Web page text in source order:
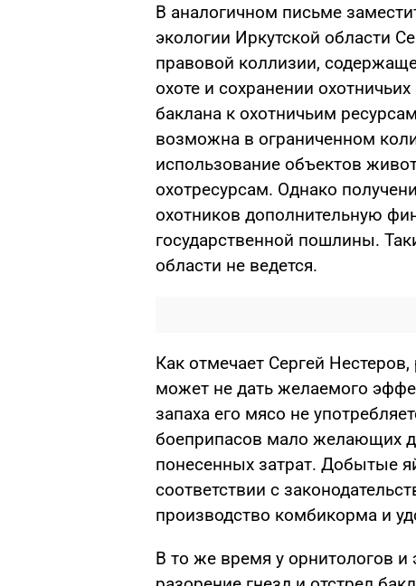
В аналогичном письме
экологии Иркутской области
правовой коллизии,
охоте и сохранении
баклана к охотничьим
возможна в ограниченном
использование объектов
охотресурсам. Однако
охотников дополнительную
государственной пошлины.
области не ведется.
Как отмечает Сергей
может не дать желаемого
запаха его мясо не
боеприпасов мало желающих
понесенных затрат. Добытые
соответствии с
производство комбикорма и
В то же время у орнитологов и